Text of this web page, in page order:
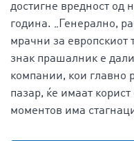
достигне вредност од
година. „Генерално,
мрачни за европскиот
знак прашалник е
компании, кои главно
пазар, ќе имаат
моментов има